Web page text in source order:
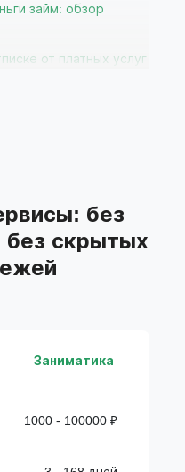
займ: обзор
от платных услуг
сервисов
без
без скрытых
Заниматика
1000 - 100000 ₽